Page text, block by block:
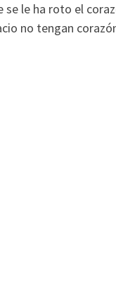
le ha roto el
no tengan